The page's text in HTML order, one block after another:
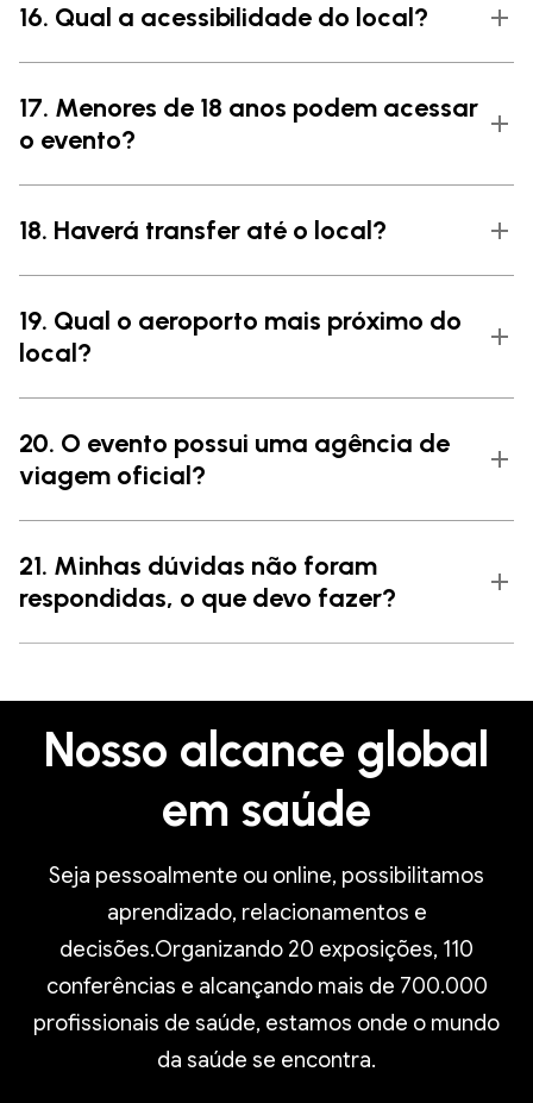
16. Qual a acessibilidade do local?
17. Menores de 18 anos podem acessar
o evento?
18. Haverá transfer até o local?
19. Qual o aeroporto mais próximo do
local?
20. O evento possui uma agência de
viagem oficial?
21. Minhas dúvidas não foram
respondidas, o que devo fazer?
Nosso alcance global
em saúde
Seja pessoalmente ou online, possibilitamos
aprendizado, relacionamentos e
decisões.Organizando 20 exposições, 110
conferências e alcançando mais de 700.000
profissionais de saúde, estamos onde o mundo
da saúde se encontra.